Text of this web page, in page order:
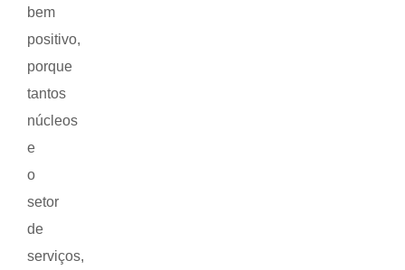
bem
positivo,
porque
tantos
núcleos
e
o
setor
de
serviços,